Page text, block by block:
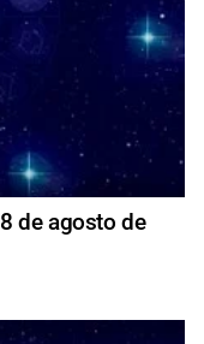
de agosto de